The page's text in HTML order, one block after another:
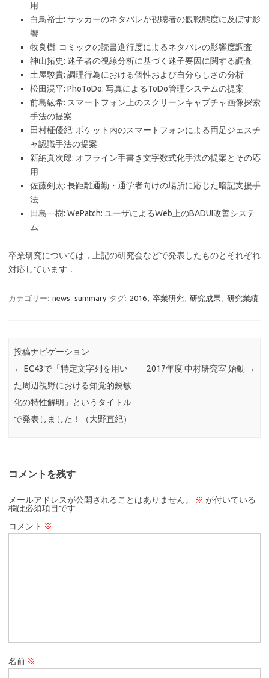
用
白鳥裕士: サッカーのネタバレが視聴者の観戦態度に及ぼす影
響
牧良樹: コミックの読書進行度によるネタバレの影響度調査
神山拓史: 迷子者の視線分析に基づく迷子要因に関する調査
土屋駿貴: 調理行為における個性および自分らしさの分析
松田滉平: PhoToDo: 写真によるToDo管理システムの提案
前島紘希: スマートフォン上のスクリーンキャプチャ画像探索
手法の提案
田村柾優紀: ポケット内のスマートフォンによる両足ジェスチ
ャ認識手法の提案
新納真次郎: オフライン手書き文字数式化手法の提案とその応
用
佐藤剣太: 長距離通勤・通学者向けの場所に応じた暗記支援手
法
田島一樹: WePatch: ユーザによるWeb上のBADUI改善システ
ム
卒業研究については，上記の研究会などで発表したものとそれぞれ
対応しています．
カテゴリー: news summary タグ: 2016, 卒業研究, 研究成果, 研究業績
投稿ナビゲーション
← EC43で「特定文字列を用い
た周辺視野における知覚的鋭敏
化の特性解明」というタイトル
で発表しました！（大野直紀）
2017年度 中村研究室 始動 →
コメントを残す
メールアドレスが公開されることはありません。 ※ が付いている
欄は必須項目です
コメント ※
名前 ※